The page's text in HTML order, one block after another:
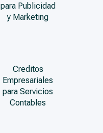
para Publicidad
y Marketing
Creditos
Empresariales
para Servicios
Contables